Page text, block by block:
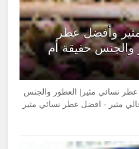
وأفضل عطر
والجنس حقيقة أم
نسائي مثير| العطور والجنس
مثير - افضل عطر نسائي مثير